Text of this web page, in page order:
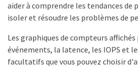
aider à comprendre les tendances de
isoler et résoudre les problèmes de
Les graphiques de compteurs
événements, la latence, les IOPS et
facultatifs que vous pouvez choisir